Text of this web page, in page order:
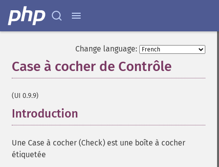
Change language:
Case à cocher de Contrôle
(UI 0.9.9)
Introduction
Une Case à cocher (Check) est une boîte à cocher
étiquetée